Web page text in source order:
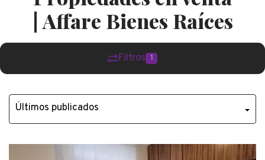
| Affare Bienes Raíces
Filtros 1